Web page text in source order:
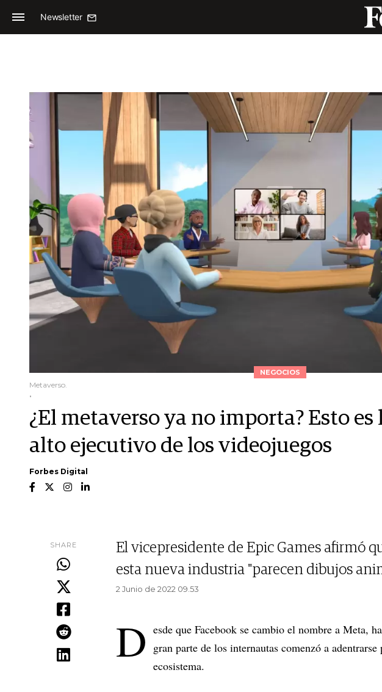
Newsletter
NEGOCIOS
Metaverso.
.
¿El metaverso ya no importa? Esto
alto ejecutivo de los videojuegos
Forbes Digital
SHARE
El vicepresidente de Epic Games afirmó
esta nueva industria "parecen dibujos
2 Junio de 2022 09.53
D esde que Facebook se cambio el nombre a Meta,
gran parte de los internautas comenzó a
ecosistema.